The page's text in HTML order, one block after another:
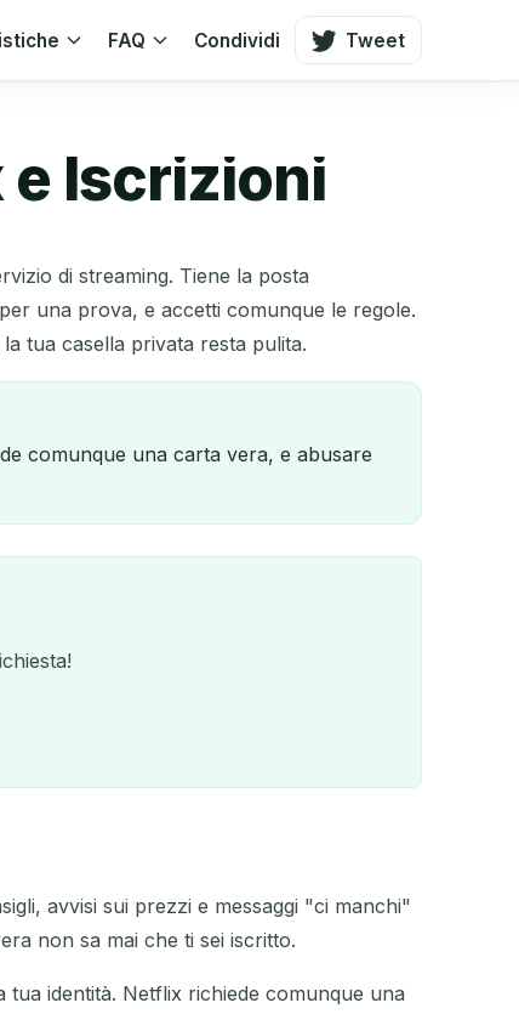
FAQ Condividi Tweet
e Iscrizioni
di streaming. Tiene la posta
una prova, e accetti comunque le regole.
tua casella privata resta pulita.
comunque una carta vera, e abusare
avvisi sui prezzi e messaggi "ci manchi"
non sa mai che ti sei iscritto.
identità. Netflix richiede comunque una